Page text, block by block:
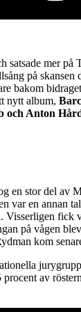
mer
på
bakom
nytt album,
och Anton
stor del av
var en annan
Visserligen fick
på vågen
kom
av